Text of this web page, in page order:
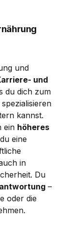
und
und
du dich zum
kannst.
ein höheres
eine
in
Du
–
oder die